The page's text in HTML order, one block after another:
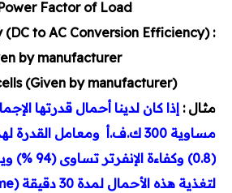
Factor of Load
to AC Conversion Efficiency) :
by manufacturer
(Given by manufacturer)
مثال :
مساوية 300 ك.ف.أ ومعامل
لتغذية هذه الأحمال لمدة 30 دقيقة (back up time)